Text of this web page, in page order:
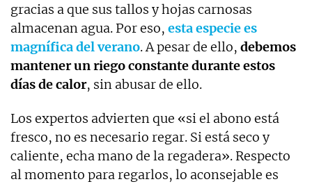
gracias a que sus tallos y hojas carnosas
almacenan agua. Por eso, esta especie es
magnífica del verano. A pesar de ello, debemos
mantener un riego constante durante estos
días de calor, sin abusar de ello.
Los expertos advierten que «si el abono está
fresco, no es necesario regar. Si está seco y
caliente, echa mano de la regadera». Respecto
al momento para regarlos, lo aconsejable es